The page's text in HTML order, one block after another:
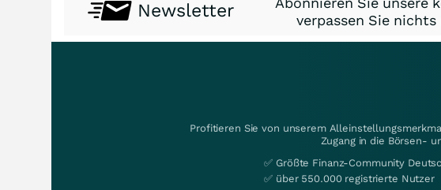
Newsletter
verpassen Sie
Profitieren Sie von unserem
Zugang in die Börsen-
✅ Größte Finanz-Community
✅ über 550.000 registrierte Nutzer